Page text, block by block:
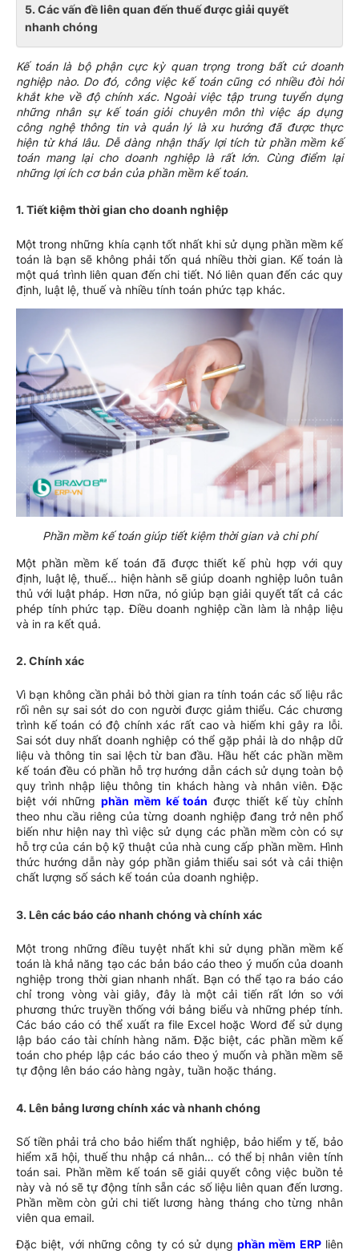
5. Các vấn đề liên quan đến thuế được giải quyết
nhanh chóng
Kế toán là bộ phận cực kỳ quan trọng trong bất cứ doanh
nghiệp nào. Do đó, công việc kế toán cũng có nhiều đòi hỏi
khắt khe về độ chính xác. Ngoài việc tập trung tuyển dụng
những nhân sự kế toán giỏi chuyên môn thì việc áp dụng
công nghệ thông tin và quản lý là xu hướng đã được thực
hiện từ khá lâu. Dễ dàng nhận thấy lợi tích từ phần mềm kế
toán mang lại cho doanh nghiệp là rất lớn. Cùng điểm lại
những lợi ích cơ bản của phần mềm kế toán.
1.Tiết kiệm thời gian cho doanh nghiệp
Một trong những khía cạnh tốt nhất khi sử dụng phần mềm kế
toán là bạn sẽ không phải tốn quá nhiều thời gian. Kế toán là
một quá trình liên quan đến chi tiết. Nó liên quan đến các quy
định, luật lệ, thuế và nhiều tính toán phức tạp khác.
Phần mềm kế toán giúp tiết kiệm thời gian và chi phí
Một phần mềm kế toán đã được thiết kế phù hợp với quy
định, luật lệ, thuế… hiện hành sẽ giúp doanh nghiệp luôn tuân
thủ với luật pháp. Hơn nữa, nó giúp bạn giải quyết tất cả các
phép tính phức tạp. Điều doanh nghiệp cần làm là nhập liệu
và in ra kết quả.
2.Chính xác
Vì bạn không cần phải bỏ thời gian ra tính toán các số liệu rắc
rối nên sự sai sót do con người được giảm thiểu. Các chương
trình kế toán có độ chính xác rất cao và hiếm khi gây ra lỗi.
Sai sót duy nhất doanh nghiệp có thể gặp phải là do nhập dữ
liệu và thông tin sai lệch từ ban đầu. Hầu hết các phần mềm
kế toán đều có phần hỗ trợ hướng dẫn cách sử dụng toàn bộ
quy trình nhập liệu thông tin khách hàng và nhân viên. Đặc
biệt với nhữngphần mềm kế toán được thiết kế tùy chỉnh
theo nhu cầu riêng của từng doanh nghiệp đang trở nên phổ
biến như hiện nay thì việc sử dụng các phần mềm còn có sự
hỗ trợ của cán bộ kỹ thuật của nhà cung cấp phần mềm. Hình
thức hướng dẫn này góp phần giảm thiểu sai sót và cải thiện
chất lượng số sách kế toán của doanh nghiệp.
3. Lên các báo cáo nhanh chóng và chính xác
Một trong những điều tuyệt nhất khi sử dụng phần mềm kế
toán là khả năng tạo các bản báo cáo theo ý muốn của doanh
nghiệp trong thời gian nhanh nhất. Bạn có thể tạo ra báo cáo
chỉ trong vòng vài giây, đây là một cải tiến rất lớn so với
phương thức truyền thống với bảng biểu và những phép tính.
Các báo cáo có thể xuất ra file Excel hoặc Word để sử dụng
lập báo cáo tài chính hàng năm. Đặc biệt, các phần mềm kế
toán cho phép lập các báo cáo theo ý muốn và phần mềm sẽ
tự động lên báo cáo hàng ngày, tuần hoặc tháng.
4. Lên bảng lương chính xác và nhanh chóng
Số tiền phải trả cho bảo hiểm thất nghiệp, bảo hiểm y tế, bảo
hiểm xã hội, thuế thu nhập cá nhân… có thể bị nhân viên tính
toán sai. Phần mềm kế toán sẽ giải quyết công việc buồn tẻ
này và nó sẽ tự động tính sẵn các số liệu liên quan đến lương.
Phần mềm còn gửi chi tiết lương hàng tháng cho từng nhân
viên qua email.
Đặc biệt, với những công ty có sử dụng phần mềm ERPliên